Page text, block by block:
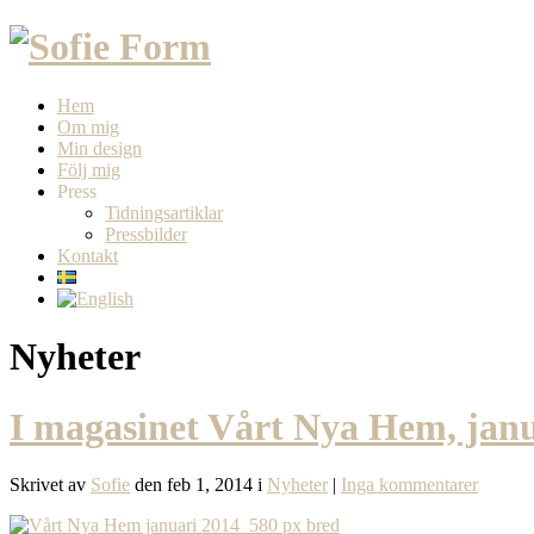
Hem
Om mig
Min design
Följ mig
Press
Tidningsartiklar
Pressbilder
Kontakt
Nyheter
I magasinet Vårt Nya Hem,
Skrivet av Sofie den feb 1, 2014 i Nyheter | Inga kommentarer